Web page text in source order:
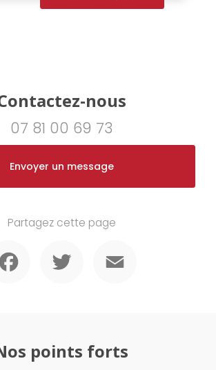
nous
07 81 00 69 73
Envoyer un message
Partagez cette page
points forts